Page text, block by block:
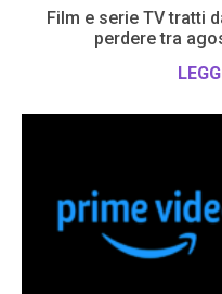
Film e serie TV tratti
perdere tra